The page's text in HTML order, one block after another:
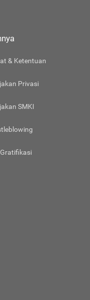
& Ketentuan
Privasi
SMKI